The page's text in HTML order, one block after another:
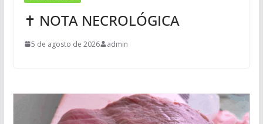
✝ NOTA NECROLÓGICA
5 de agosto de 2026 admin